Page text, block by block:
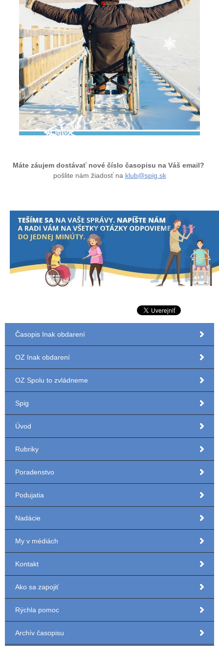
Máte záujem dostávať nové číslo časopisu na Váš email?
pošlite nám žiadosť na klub@spig.sk
Časopis Inak obdarení
OZ Inak obdarení
OZ Spolu to zvládneme
Spig
Úvod
Rubriky
Poradenstvo
Podujatia
Nadácie
My v médiách
Kontakt
Ako sa zapojiť
Rýchla pomoc
Archív časopisu